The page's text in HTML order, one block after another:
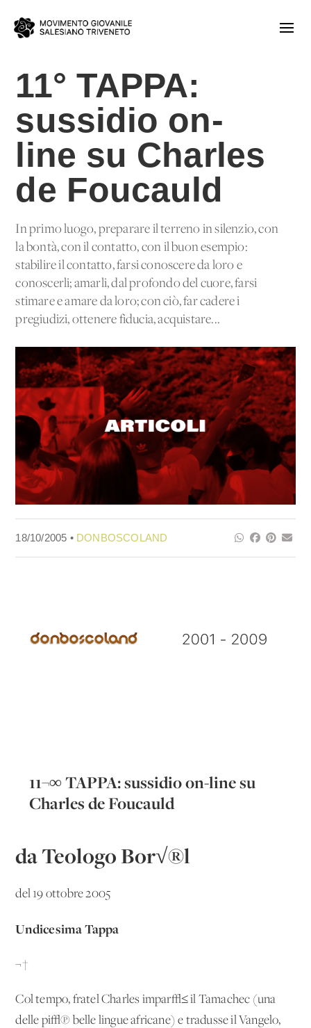
11° TAPPA:
sussidio on-
line su Charles
de Foucauld
In primo luogo, preparare il terreno in silenzio, con
la bontà, con il contatto, con il buon esempio:
stabilire il contatto, farsi conoscere da loro e
conoscerli; amarli, dal profondo del cuore, farsi
stimare e amare da loro; con ciò, far cadere i
pregiudizi, ottenere fiducia, acquistare...
18/10/2005 • DONBOSCOLAND
11¬∞ TAPPA: sussidio on-line su
Charles de Foucauld
da Teologo Bor√®l
del 19 ottobre 2005
Undicesima Tappa
¬†
Col tempo, fratel Charles impar√≤ il Tamachec (una
delle pi√π belle lingue africane) e tradusse il Vangelo,